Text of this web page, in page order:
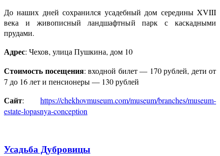
До наших дней сохранился усадебный дом середины XVIII
века и живописный ландшафтный парк с каскадными
прудами.
Адрес: Чехов, улица Пушкина, дом 10
Стоимость посещения: входной билет — 170 рублей, дети от
7 до 16 лет и пенсионеры — 130 рублей
Сайт: https://chekhovmuseum.com/museum/branches/museum-
estate-lopasnya-conception
Усадьба Дубровицы